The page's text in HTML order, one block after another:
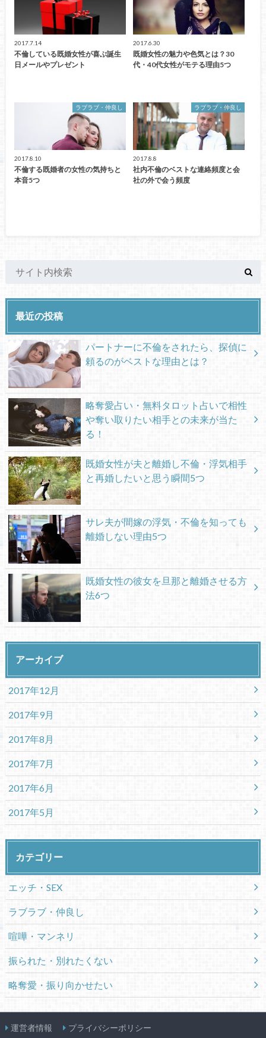
2017.7.14
不倫している既婚女性が喜ぶ誕生
日メールやプレゼント
2017.6.30
既婚女性の魅力や色気とは？30
代・40代女性がモテる理由5つ
ラブラブ・仲良し
2017.8.10
不倫する既婚者の女性の気持ちと
本音5つ
ラブラブ・仲良し
2017.8.8
社内不倫のベストな連絡頻度と会
社の外で会う頻度
最近の投稿
パートナーに不倫をされたら、探偵に
頼るのがベストな理由とは？
略奪愛占い・無料タロット占いで相性
や奪い取りたい相手との未来が当た
る！
既婚女性が夫と離婚し不倫・浮気相手
と再婚したいと思う瞬間5つ
サレ夫が間嫁の浮気・不倫を知っても
離婚しない理由5つ
既婚女性の彼女を旦那と離婚させる方
法6つ
アーカイブ
2017年12月
2017年9月
2017年8月
2017年7月
2017年6月
2017年5月
カテゴリー
エッチ・SEX
ラブラブ・仲良し
喧嘩・マンネリ
振られた・別れたくない
略奪愛・振り向かせたい
運営者情報 プライバシーポリシー